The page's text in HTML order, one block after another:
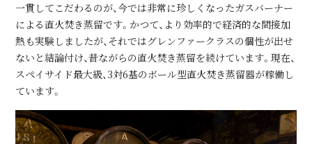
⼀貫してこだわるのが、今では⾮常に珍しくなったガスバーナー
による直⽕焚き蒸留です。かつて、より効率的で経済的な間接加
熱も実験しましたが、それではグレンファークラスの個性が出せ
ないと結論付け、昔ながらの直⽕焚き蒸留を続けています。現在、
スペイサイド最⼤級、3対6基のボール型直⽕焚き蒸留器が稼働し
ています。